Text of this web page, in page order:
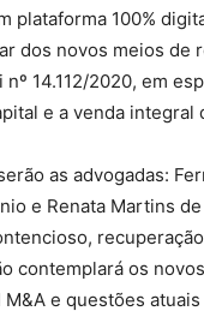
plataforma 100%
dos novos meios de
14.112/2020, em
e a venda integral
as advogadas:
e Renata Martins
contemplará os
e questões